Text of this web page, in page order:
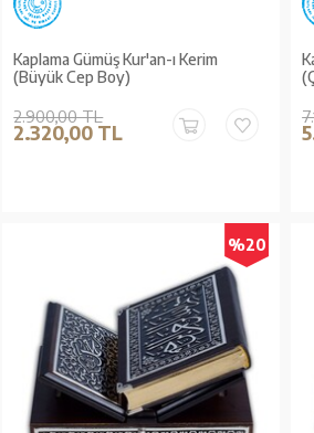
Kaplama Gümüş Kur'an-ı Kerim
(Büyük Cep Boy)
2.900,00 TL
2.320,00 TL
%20